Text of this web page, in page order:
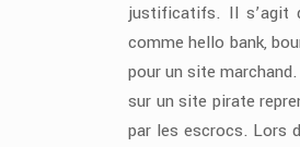
justificatifs. Il s’agit
comme hello bank,
pour un site
sur un site pirate
par les escrocs. Lors